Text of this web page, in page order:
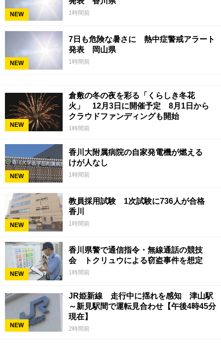
NEW 1時間前
NEW
7日も危険な暑さに 熱中症警戒アラート
発表 岡山県
1時間前
NEW
倉敷の冬の夜を彩る「くらしき冬花
火」 12月3日に開催予定 8月1日から
クラウドファンディングも開始
1時間前
NEW
香川大附属病院の自家発電機が燃える
けが人なし
1時間前
NEW
教員採用試験 1次試験に736人が合格
香川
1時間前
NEW
香川県警で通信指令・無線通話の競技
会 トクリュウによる窃盗事件を想定
1時間前
NEW
JR姫新線 走行中に揺れを感知 津山駅
～新見駅間で運転見合わせ【午後4時45分
現在】
2時間前